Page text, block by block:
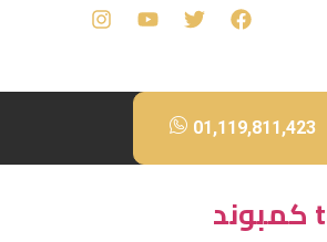
01,119,811,423